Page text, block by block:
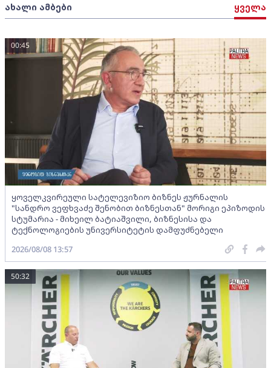
ახალი ამბები ყველა
ყოველკვირეული სატელევიზიო ბიზნეს ჟურნალის
"სანდრო ვეფხვაძე შენობით ბიზნესთან" მორიგი ეპიზოდის
სტუმარია - მიხეილ ბატიაშვილი, ბიზნესისა და
ტექნოლოგიების უნივერსიტეტის დამფუძნებელი
00:45
2026/08/08 13:57
50:32